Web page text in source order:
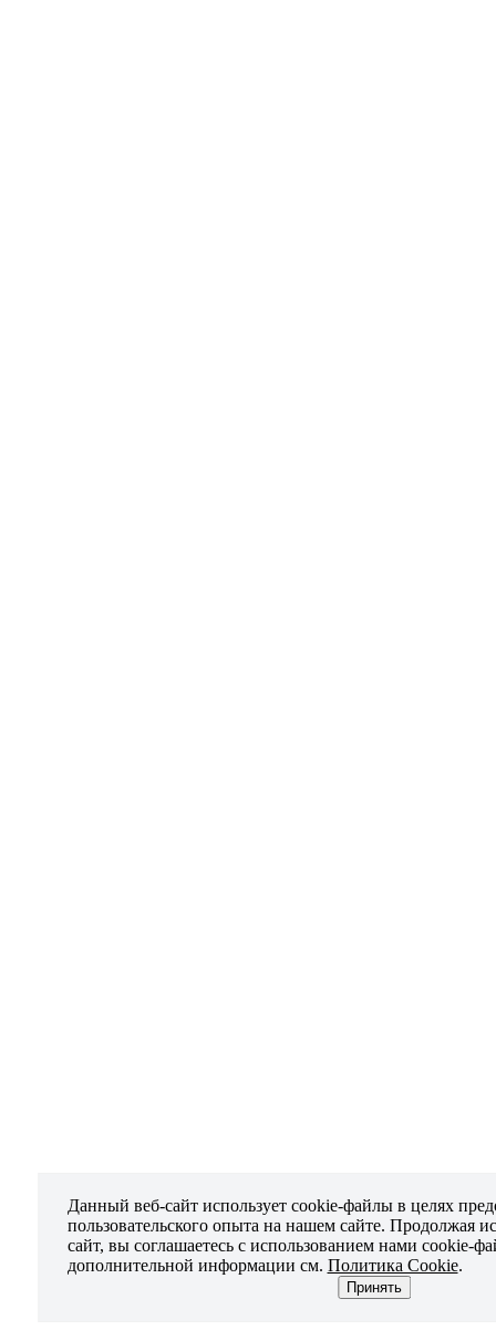
Данный веб-сайт использует cookie-файлы в целях
пользовательского опыта на нашем сайте. Продолжая
сайт, вы соглашаетесь с использованием нами cookie-
дополнительной информации см. Политика Cookie.
Принять